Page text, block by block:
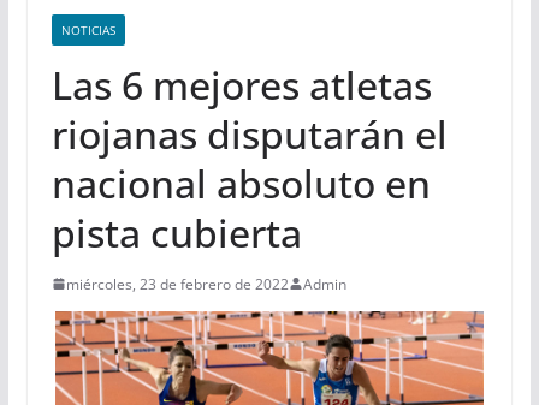
NOTICIAS
Las 6 mejores atletas
riojanas disputarán el
nacional absoluto en
pista cubierta
miércoles, 23 de febrero de 2022 Admin